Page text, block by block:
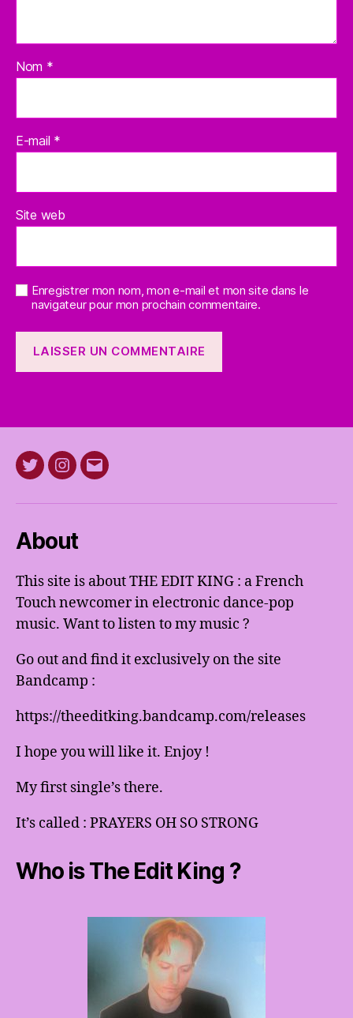
Nom *
E-mail *
Site web
Enregistrer mon nom, mon e-mail et mon site dans le
navigateur pour mon prochain commentaire.
TwitterInstagram
E-
About
This site is about THE EDIT KING : a French
Touch newcomer in electronic dance-pop
music. Want to listen to my music ?
Go out and find it exclusively on the site
Bandcamp :
https://theeditking.bandcamp.com/releases
I hope you will like it. Enjoy !
My first single’s there.
It’s called : PRAYERS OH SO STRONG
Who is The Edit King ?